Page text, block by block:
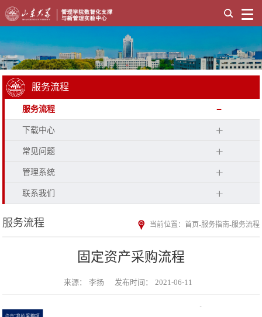
服务流程
服务流程
下载中心
常见问题
管理系统
联系我们
服务流程 当前位置： 首页-服务指南-服务流程
固定资产采购流程
来源： 李扬 发布时间： 2021-06-11